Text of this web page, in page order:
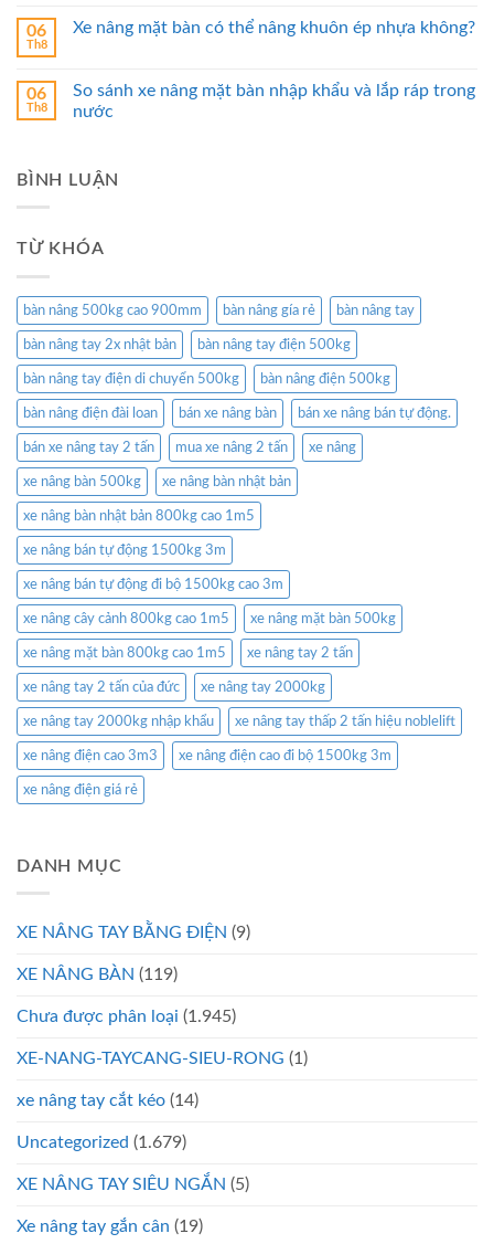
06
Th8
Xe nâng mặt bàn có thể nâng khuôn ép nhựa không?
06
Th8
So sánh xe nâng mặt bàn nhập khẩu và lắp ráp trong
nước
BÌNH LUẬN
TỪ KHÓA
bàn nâng 500kg cao 900mm bàn nâng gía rẻ bàn nâng tay
bàn nâng tay 2x nhật bản bàn nâng tay điện 500kg
bàn nâng tay điện di chuyển 500kg bàn nâng điện 500kg
bàn nâng điện đài loan bán xe nâng bàn bán xe nâng bán tự động.
bán xe nâng tay 2 tấn mua xe nâng 2 tấn xe nâng
xe nâng bàn 500kg xe nâng bàn nhật bản
xe nâng bàn nhật bản 800kg cao 1m5
xe nâng bán tự động 1500kg 3m
xe nâng bán tự động đi bộ 1500kg cao 3m
xe nâng cây cảnh 800kg cao 1m5 xe nâng mặt bàn 500kg
xe nâng mặt bàn 800kg cao 1m5 xe nâng tay 2 tấn
xe nâng tay 2 tấn của đức xe nâng tay 2000kg
xe nâng tay 2000kg nhập khẩu xe nâng tay thấp 2 tấn hiệu noblelift
xe nâng điện cao 3m3 xe nâng điện cao đi bộ 1500kg 3m
xe nâng điện giá rẻ
DANH MỤC
XE NÂNG TAY BẰNG ĐIỆN (9)
XE NÂNG BÀN (119)
Chưa được phân loại (1.945)
XE-NANG-TAYCANG-SIEU-RONG (1)
xe nâng tay cắt kéo (14)
Uncategorized (1.679)
XE NÂNG TAY SIÊU NGẮN (5)
Xe nâng tay gắn cân (19)